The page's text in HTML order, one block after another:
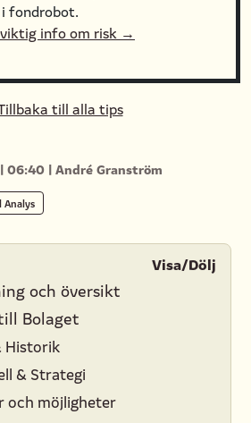
fondrobot.
viktig info om risk →
till alla tips
|06:40 |André Granström
Analys
Visa/Dölj
och översikt
Bolaget
Historik
& Strategi
och möjligheter